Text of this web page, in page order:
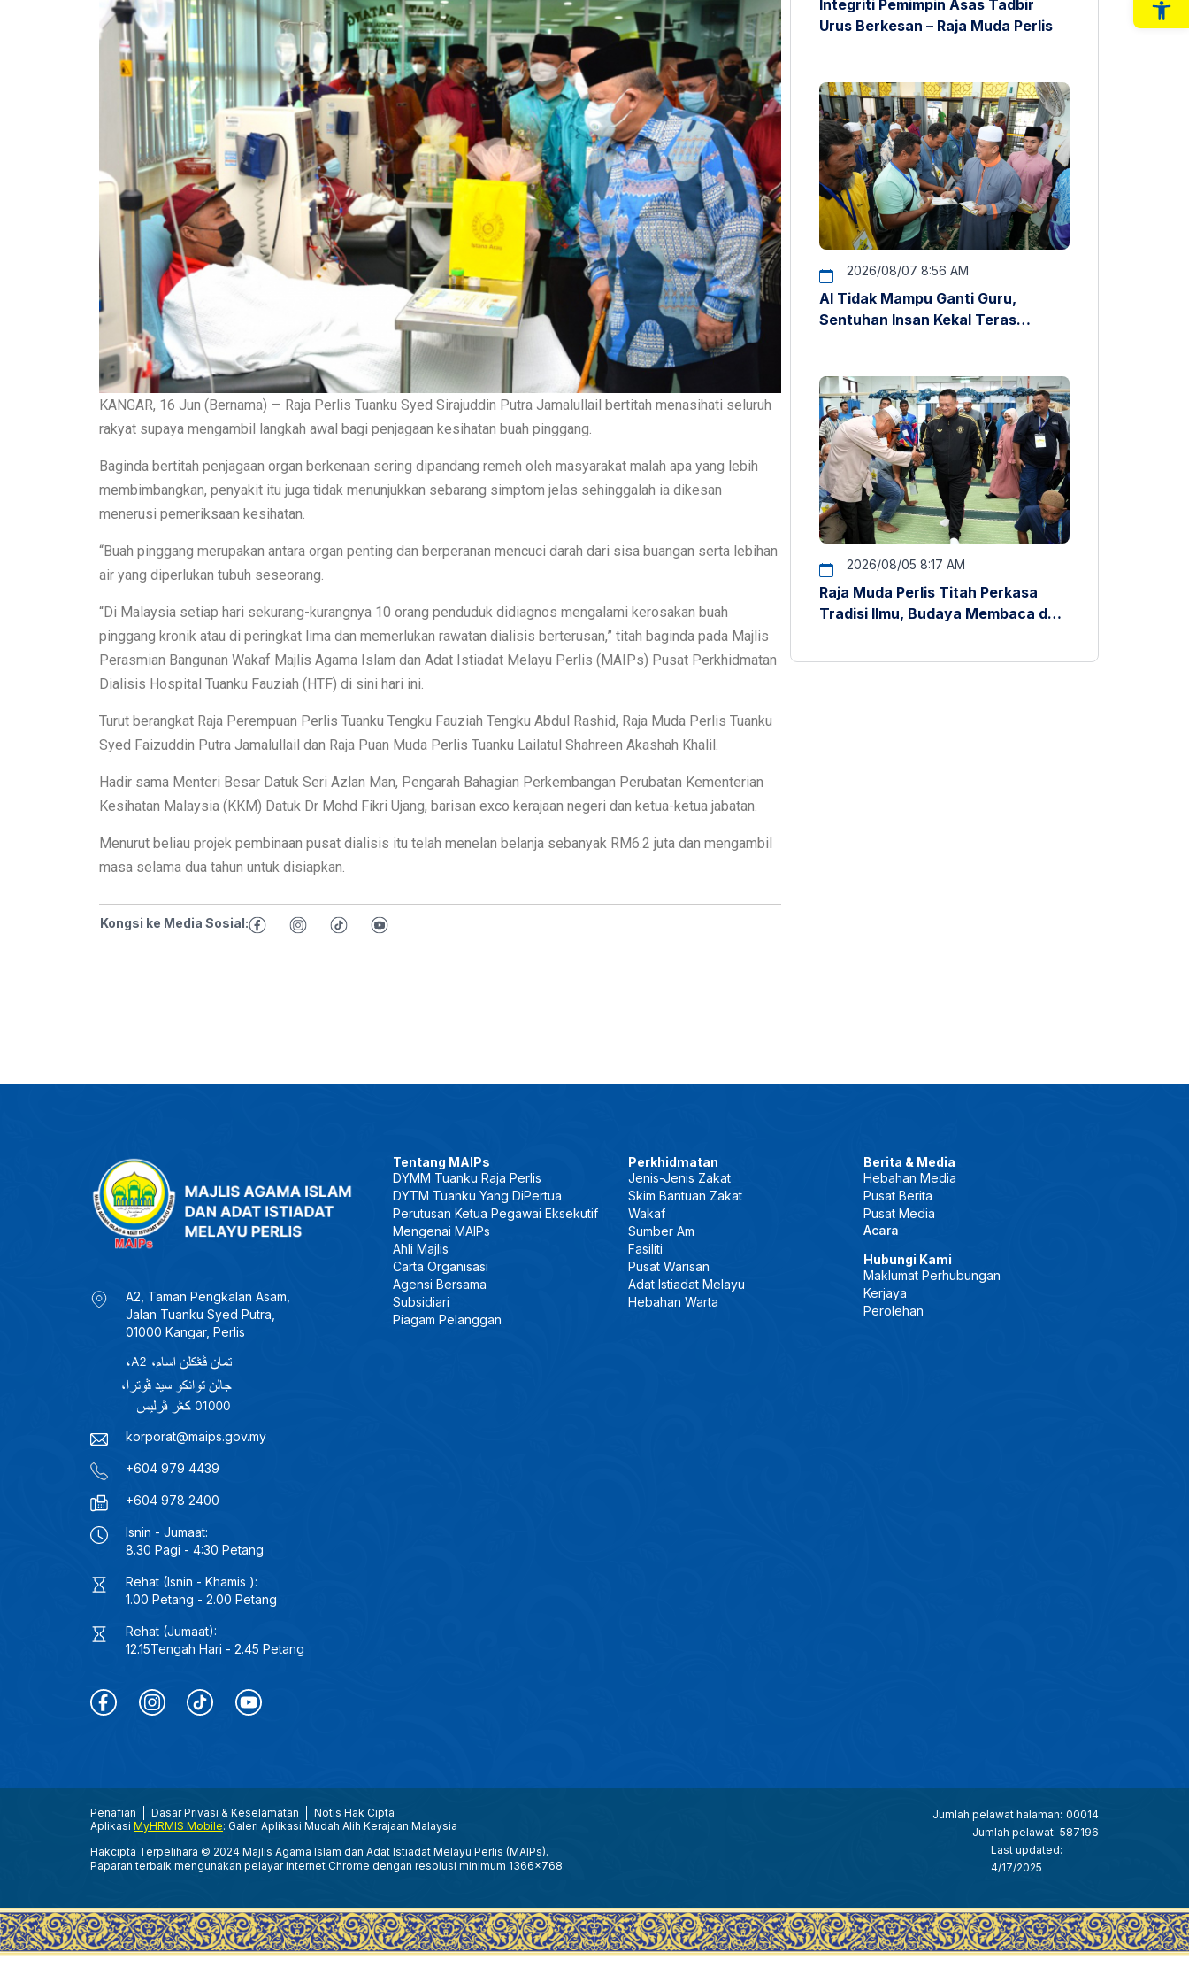
KANGAR, 16 Jun (Bernama) — Raja Perlis Tuanku Syed Sirajuddin Putra Jamalullail bertitah menasihati seluruh
rakyat supaya mengambil langkah awal bagi penjagaan kesihatan buah pinggang.
Baginda bertitah penjagaan organ berkenaan sering dipandang remeh oleh masyarakat malah apa yang lebih
membimbangkan, penyakit itu juga tidak menunjukkan sebarang simptom jelas sehinggalah ia dikesan
menerusi pemeriksaan kesihatan.
“Buah pinggang merupakan antara organ penting dan berperanan mencuci darah dari sisa buangan serta lebihan
air yang diperlukan tubuh seseorang.
“Di Malaysia setiap hari sekurang-kurangnya 10 orang penduduk didiagnos mengalami kerosakan buah
pinggang kronik atau di peringkat lima dan memerlukan rawatan dialisis berterusan,” titah baginda pada Majlis
Perasmian Bangunan Wakaf Majlis Agama Islam dan Adat Istiadat Melayu Perlis (MAIPs) Pusat Perkhidmatan
Dialisis Hospital Tuanku Fauziah (HTF) di sini hari ini.
Turut berangkat Raja Perempuan Perlis Tuanku Tengku Fauziah Tengku Abdul Rashid, Raja Muda Perlis Tuanku
Syed Faizuddin Putra Jamalullail dan Raja Puan Muda Perlis Tuanku Lailatul Shahreen Akashah Khalil.
Hadir sama Menteri Besar Datuk Seri Azlan Man, Pengarah Bahagian Perkembangan Perubatan Kementerian
Kesihatan Malaysia (KKM) Datuk Dr Mohd Fikri Ujang, barisan exco kerajaan negeri dan ketua-ketua jabatan.
Menurut beliau projek pembinaan pusat dialisis itu telah menelan belanja sebanyak RM6.2 juta dan mengambil
masa selama dua tahun untuk disiapkan.
Kongsi ke Media Sosial:
Integriti Pemimpin Asas Tadbir
Urus Berkesan – Raja Muda Perlis
2026/08/07 8:56 AM
AI Tidak Mampu Ganti Guru,
Sentuhan Insan Kekal Teras
2026/08/05 8:17 AM
Raja Muda Perlis Titah Perkasa
Tradisi Ilmu, Budaya Membaca dan
A2, Taman Pengkalan Asam,
Jalan Tuanku Syed Putra,
01000 Kangar, Perlis
korporat@maips.gov.my
+604 979 4439
+604 978 2400
Isnin - Jumaat:
8.30 Pagi - 4:30 Petang
Rehat (Isnin - Khamis ):
1.00 Petang - 2.00 Petang
Rehat (Jumaat):
12.15Tengah Hari - 2.45 Petang
Tentang MAIPs
DYMM Tuanku Raja Perlis
DYTM Tuanku Yang DiPertua
Perutusan Ketua Pegawai Eksekutif
Mengenai MAIPs
Ahli Majlis
Carta Organisasi
Agensi Bersama
Subsidiari
Piagam Pelanggan
Perkhidmatan
Jenis-Jenis Zakat
Skim Bantuan Zakat
Wakaf
Sumber Am
Fasiliti
Pusat Warisan
Adat Istiadat Melayu
Hebahan Warta
Berita & Media
Hebahan Media
Pusat Berita
Pusat Media
Acara
Hubungi Kami
Maklumat Perhubungan
Kerjaya
Perolehan
Penafian Dasar Privasi & Keselamatan
Notis Hak Cipta
Aplikasi MyHRMIS Mobile: Galeri Aplikasi Mudah Alih Kerajaan Malaysia
Hakcipta Terpelihara © 2024 Majlis Agama Islam dan Adat Istiadat Melayu Perlis (MAIPs).
Paparan terbaik mengunakan pelayar internet Chrome dengan resolusi minimum 1366x768.
Jumlah pelawat halaman: 00014
Jumlah pelawat: 587196
Last updated:
4/17/2025